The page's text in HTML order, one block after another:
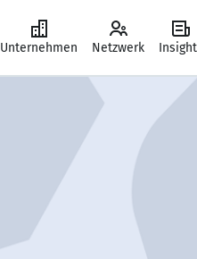
Unternehmen Netzwerk